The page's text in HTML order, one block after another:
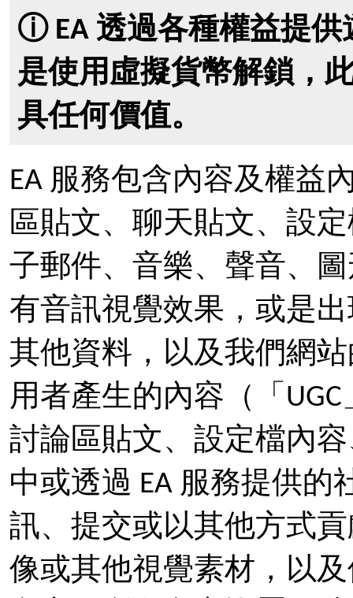
ⓘ EA 透過各種權益提
是使用虛擬貨幣解鎖，
具任何價值。
EA 服務包含內容及權益
區貼文、聊天貼文、設
子郵件、音樂、聲音、
有音訊視覺效果，或是
其他資料，以及我們網
用者產生的內容（「
討論區貼文、設定檔內
中或透過 EA 服務提供
訊、提交或以其他方式
像或其他視覺素材，以